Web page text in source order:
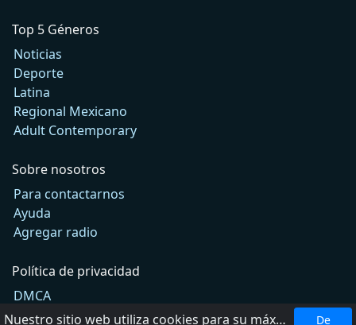
Top 5 Géneros
Noticias
Deporte
Latina
Regional Mexicano
Adult Contemporary
Sobre nosotros
Para contactarnos
Ayuda
Agregar radio
Política de privacidad
DMCA
Términos de Uso
Nuestro sitio web utiliza cookies para su máxima comodidad. Al utilizar el sitio web, usted acepta el uso de cookies. De